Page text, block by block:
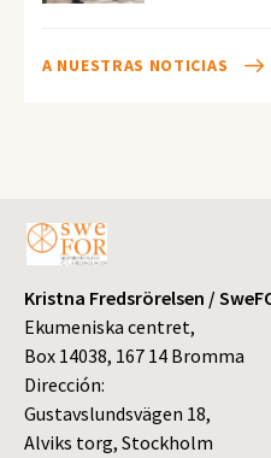
A NUESTRAS NOTICIAS
Kristna Fredsrörelsen /
Ekumeniska centret,
Box 14038, 167 14 Bromma
Dirección:
Gustavslundsvägen 18,
Alviks torg, Stockholm